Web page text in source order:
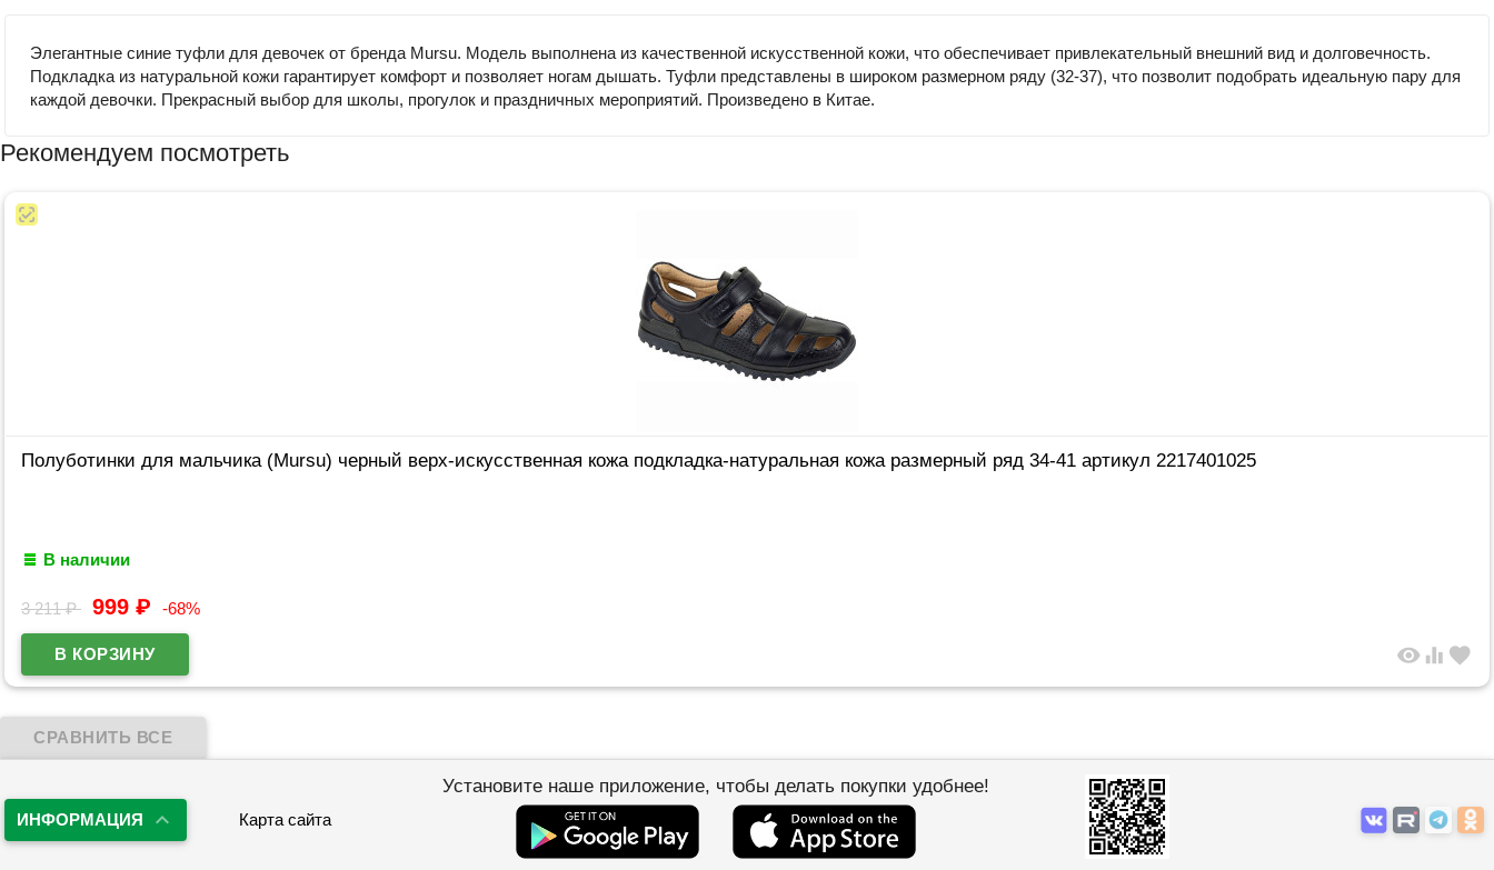
Элегантные синие туфли для девочек от бренда Mursu. Модель выполнена из качественной искусственной кожи, что обеспечивает привлекательный внешний вид и долговечность.
Подкладка из натуральной кожи гарантирует комфорт и позволяет ногам дышать. Туфли представлены в широком размерном ряду (32-37), что позволит подобрать идеальную пару для
каждой девочки. Прекрасный выбор для школы, прогулок и праздничных мероприятий. Произведено в Китае.
Рекомендуем посмотреть
Полуботинки для мальчика (Mursu) черный верх-искусственная кожа подкладка-натуральная кожа размерный ряд 34-41 артикул 2217401025
В наличии
3 211₽ 999 ₽ -68%
visibility equalizer favorite
ИНФОРМАЦИЯ Карта сайта
Установите наше приложение, чтобы делать покупки удобнее!